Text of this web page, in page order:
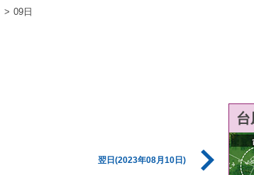
09日
翌日(2023年08月10日)